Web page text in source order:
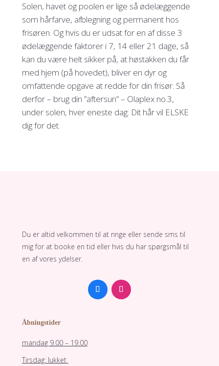
Solen, havet og poolen er lige så ødelæggende
som hårfarve, afblegning og permanent hos
frisøren. Og hvis du er udsat for en af disse 3
ødelæggende faktorer i 7, 14 eller 21 dage, så
kan du være helt sikker på, at høstakken du får
med hjem (på hovedet), bliver en dyr og
omfattende opgave at redde for din frisør. Så
derfor – brug din ”aftersun” – Olaplex no.3,
under solen, hver eneste dag. Dit hår vil ELSKE
dig for det.
Du er altid velkommen til at ringe eller sende sms til
mig for at booke en tid eller hvis du har spørgsmål til
en af vores ydelser.
Åbningstider
mandag 9.00 – 19.00
Tirsdag: lukket